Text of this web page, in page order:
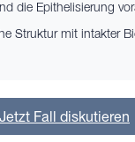
die Epithelisierung
Struktur mit intakter
Jetzt Fall diskutieren